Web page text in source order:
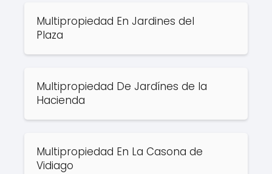
Multipropiedad En Jardines del
Plaza
Multipropiedad De Jardínes de la
Hacienda
Multipropiedad En La Casona de
Vidiago